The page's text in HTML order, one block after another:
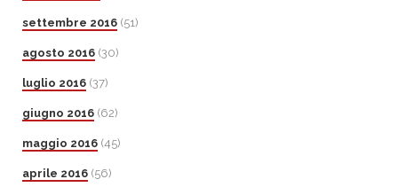
settembre 2016 (51)
agosto 2016 (30)
luglio 2016 (37)
giugno 2016 (62)
maggio 2016 (45)
aprile 2016 (56)